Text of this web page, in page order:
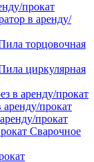
прокат
в аренду/
торцовочная
циркулярная
в аренду/прокат
прокат
прокат
Сварочное